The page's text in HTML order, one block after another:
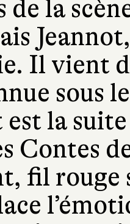
de la
Il vient
sous
est la
Contes
fil rouge